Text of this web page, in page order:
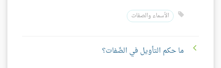
الأسماء والصفات
ما حكم التأويل في الصِّفات؟